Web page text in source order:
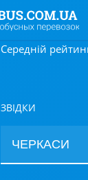
Середній
ЗВІДКИ